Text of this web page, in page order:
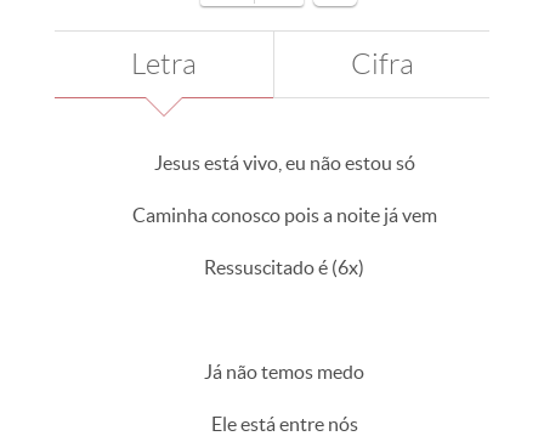
Letra Cifra
Jesus está vivo, eu não estou só
Caminha conosco pois a noite já vem
Ressuscitado é (6x)
Já não temos medo
Ele está entre nós